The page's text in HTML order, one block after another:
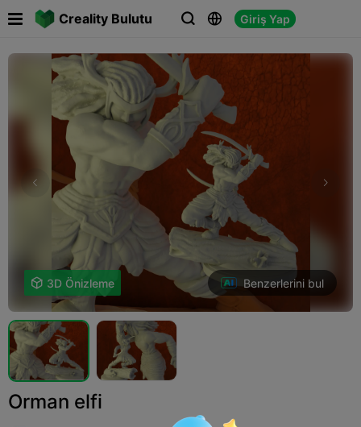
Creality Bulutu   Giriş Yap
 
 3D Önizleme Benzerlerini bul
Orman elfi